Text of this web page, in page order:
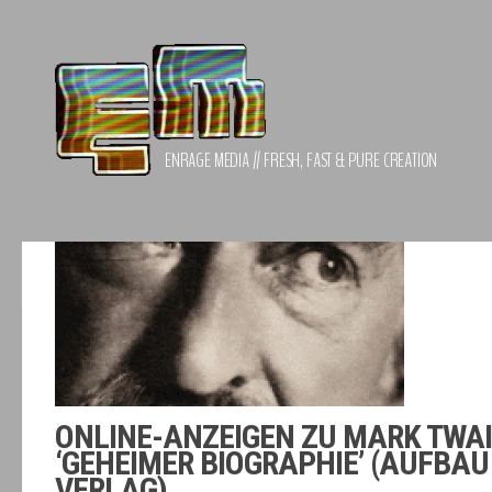
ENRAGE MEDIA // FRESH, FAST & PURE CREATION
ONLINE-ANZEIGEN ZU MARK
‘GEHEIMER BIOGRAPHIE’ (AUFBAU